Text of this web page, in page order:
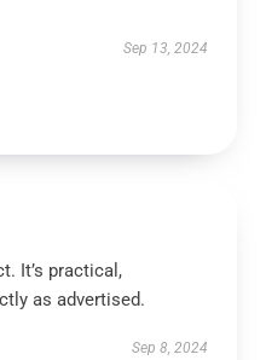
Sep 13, 2024
It’s practical,
as advertised.
Sep 8, 2024